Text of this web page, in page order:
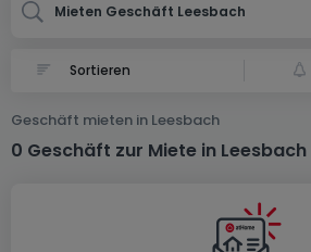
Mieten Geschäft Leesbach
Geschäft mieten in Leesbach
0 Geschäft zur Miete in Leesbach